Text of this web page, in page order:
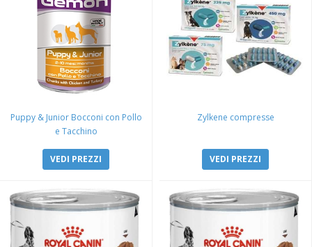
Puppy & Junior Bocconi con Pollo
e Tacchino
VEDI PREZZI
Zylkene compresse
VEDI PREZZI